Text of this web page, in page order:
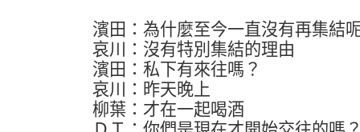
濱田：為什麼至今一直沒有再集結
哀川：沒有特別集結的理由
濱田：私下有來往嗎？
哀川：昨天晚上
柳葉：才在一起喝酒